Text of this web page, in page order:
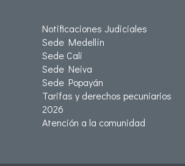
Notificaciones Judiciales
Sede Medellín
Sede Cali
Sede Neiva
Sede Popayán
Tarifas y derechos pecuniarios
2026
Atención a la comunidad